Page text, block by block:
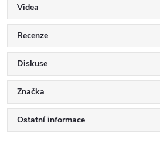
Videa
Recenze
Diskuse
Značka
Ostatní informace